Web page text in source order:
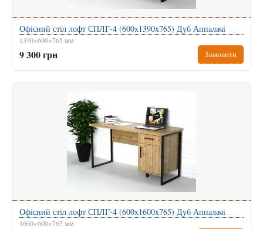
Офісний стіл лофт СПЛГ-4 (600x1390x765) Дуб Аппалачі
1390×600×765 мм
9 300 грн Замовити
Офісний стіл лофт СПЛГ-4 (600x1600x765) Дуб Аппалачі
1600×600×765 мм